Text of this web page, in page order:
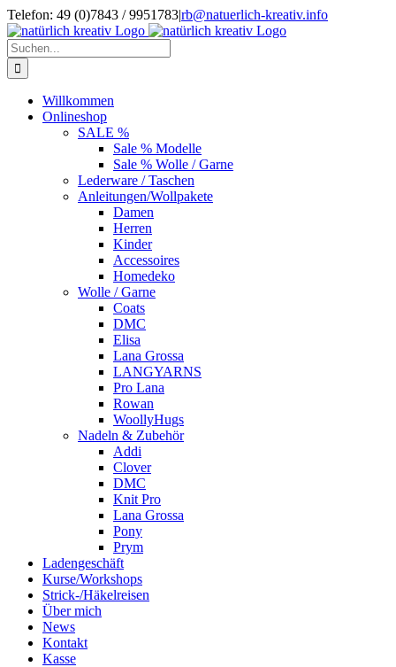
Zum
Inhalt
springen
Telefon: 49 (0)7843 / 9951783|rb@natuerlich-kreativ.info
Suche
nach:
Willkommen
Onlineshop
SALE %
Sale % Modelle
Sale % Wolle / Garne
Lederware / Taschen
Anleitungen/Wollpakete
Damen
Herren
Kinder
Accessoires
Homedeko
Wolle / Garne
Coats
DMC
Elisa
Lana Grossa
LANGYARNS
Pro Lana
Rowan
WoollyHugs
Nadeln & Zubehör
Addi
Clover
DMC
Knit Pro
Lana Grossa
Pony
Prym
Ladengeschäft
Kurse/Workshops
Strick-/Häkelreisen
Über mich
News
Kontakt
Kasse